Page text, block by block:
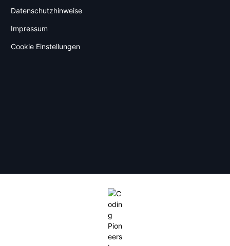
Datenschutzhinweise
Impressum
Cookie Einstellungen